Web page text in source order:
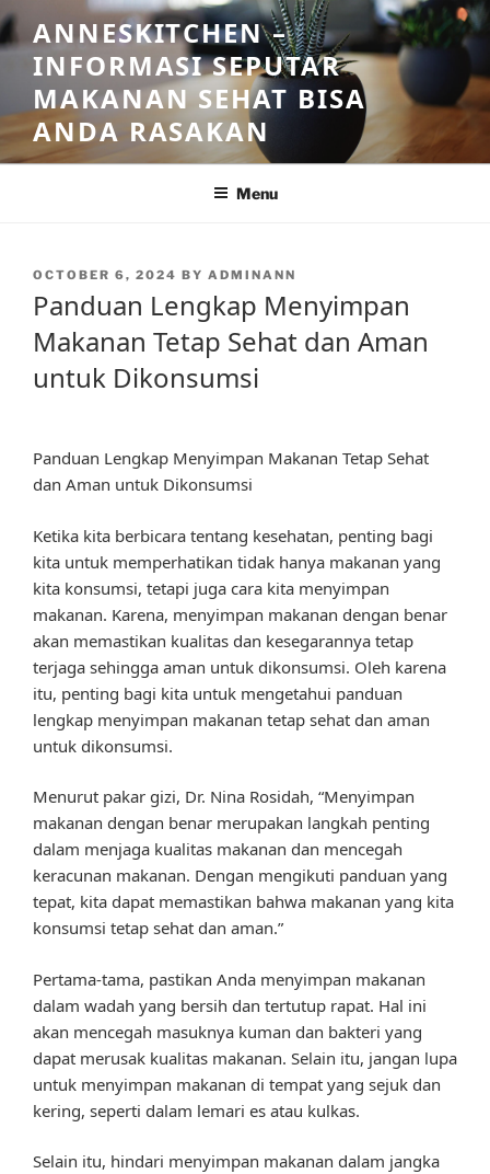
Skip
to
content
ANNESKITCHEN –
INFORMASI SEPUTAR
MAKANAN SEHAT BISA
ANDA RASAKAN
Menu
POSTED
OCTOBER 6, 2024 BY ADMINANN
Panduan Lengkap Menyimpan
Makanan Tetap Sehat dan Aman
untuk Dikonsumsi
Panduan Lengkap Menyimpan Makanan Tetap Sehat
dan Aman untuk Dikonsumsi
Ketika kita berbicara tentang kesehatan, penting bagi
kita untuk memperhatikan tidak hanya makanan yang
kita konsumsi, tetapi juga cara kita menyimpan
makanan. Karena, menyimpan makanan dengan benar
akan memastikan kualitas dan kesegarannya tetap
terjaga sehingga aman untuk dikonsumsi. Oleh karena
itu, penting bagi kita untuk mengetahui panduan
lengkap menyimpan makanan tetap sehat dan aman
untuk dikonsumsi.
Menurut pakar gizi, Dr. Nina Rosidah, “Menyimpan
makanan dengan benar merupakan langkah penting
dalam menjaga kualitas makanan dan mencegah
keracunan makanan. Dengan mengikuti panduan yang
tepat, kita dapat memastikan bahwa makanan yang kita
konsumsi tetap sehat dan aman.”
Pertama-tama, pastikan Anda menyimpan makanan
dalam wadah yang bersih dan tertutup rapat. Hal ini
akan mencegah masuknya kuman dan bakteri yang
dapat merusak kualitas makanan. Selain itu, jangan lupa
untuk menyimpan makanan di tempat yang sejuk dan
kering, seperti dalam lemari es atau kulkas.
Selain itu, hindari menyimpan makanan dalam jangka